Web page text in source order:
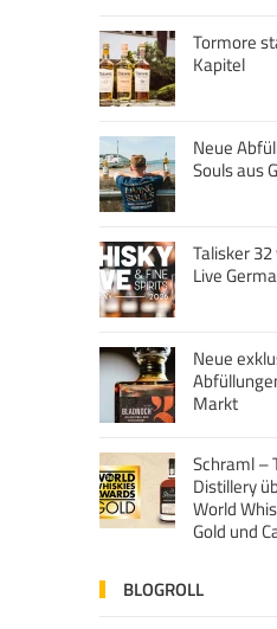
Tormore
Kapitel
Neue
Souls aus
Talisker
Live
Neue
Markt
Schraml –
Distillery
World
Gold und
BLOGROLL